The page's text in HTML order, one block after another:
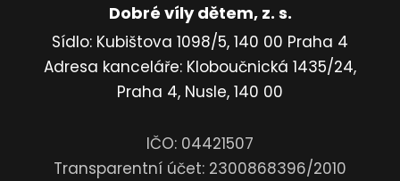
Dobré víly dětem, z. s.
Sídlo: Kubištova 1098/5, 140 00 Praha 4
Adresa kanceláře: Kloboučnická 1435/24,
Praha 4, Nusle, 140 00
IČO: 04421507
Transparentní účet: 2300868396/2010